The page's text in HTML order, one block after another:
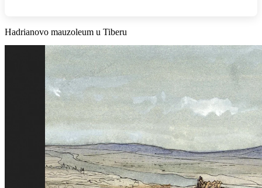
Hadrianovo mauzoleum u Tiberu